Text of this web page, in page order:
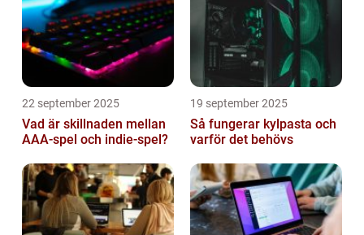
22 september 2025
Vad är skillnaden mellan
AAA-spel och indie-spel?
19 september 2025
Så fungerar kylpasta och
varför det behövs